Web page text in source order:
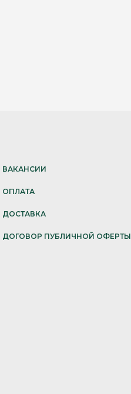
ВАКАНСИИ
ОПЛАТА
ДОСТАВКА
ДОГОВОР ПУБЛИЧНОЙ ОФЕРТЫ